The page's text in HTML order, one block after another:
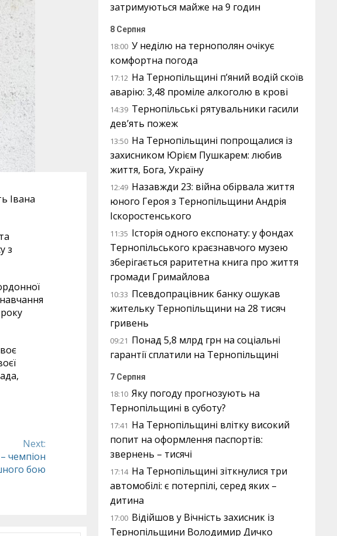
Івана
з
Next:
чемпіон
бою
затримуються майже на 9 годин
8 Серпня
18:00 У неділю на тернополян очікує
комфортна погода
17:12 На Тернопільщині п’яний водій скоїв
аварію: 3,48 проміле алкоголю в крові
14:39 Тернопільські рятувальники гасили
дев’ять пожеж
13:50 На Тернопільщині попрощалися із
захисником Юрієм Пушкарем: любив
життя, Бога, Україну
12:49 Назавжди 23: війна обірвала життя
юного Героя з Тернопільщини Андрія
Іскоростенського
11:35 Історія одного експонату: у фондах
Тернопільського краєзнавчого музею
зберігається раритетна книга про життя
громади Гримайлова
10:33 Псевдопрацівник банку ошукав
жительку Тернопільщини на 28 тисяч
гривень
09:21 Понад 5,8 млрд грн на соціальні
гарантії сплатили на Тернопільщині
7 Серпня
18:10 Яку погоду прогнозують на
Тернопільщині в суботу?
17:41 На Тернопільщині влітку високий
попит на оформлення паспортів:
звернень – тисячі
17:14 На Тернопільщині зіткнулися три
автомобілі: є потерпілі, серед яких –
дитина
17:00 Відійшов у Вічність захисник із
Тернопільщини Володимир Дичко